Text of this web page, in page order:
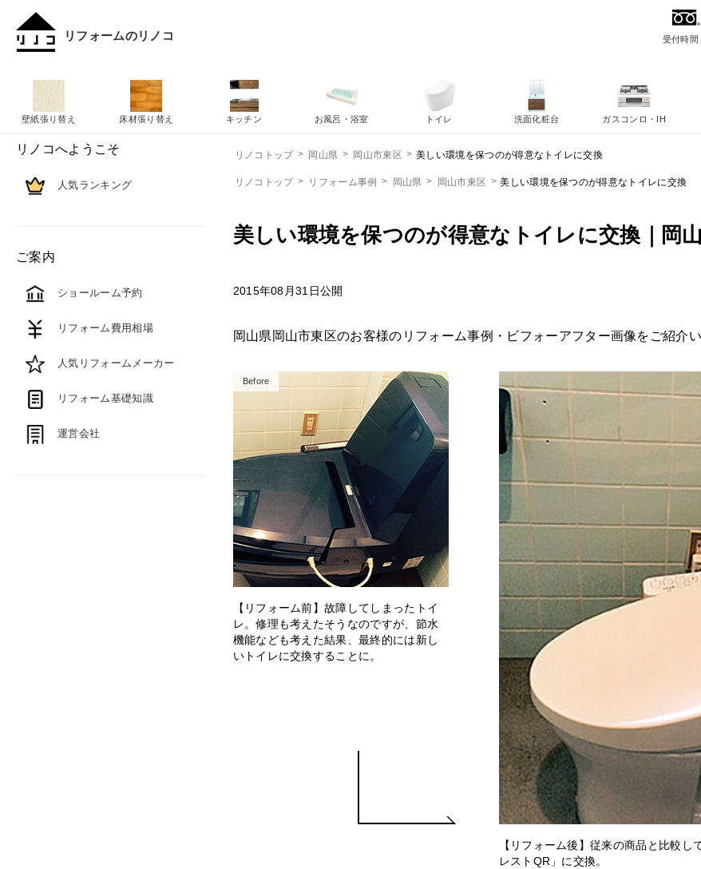
リフォームのリノコ 受付時間
リノコトップ 岡山県 岡山市東区 美しい環境を保つのが得意なトイレに交換
リノコトップ リフォーム事例 岡山県 岡山市東区 美しい環境を保つのが得意なトイレに交換
美しい環境を保つのが得意なトイレに交換｜岡
2015年08月31日公開
岡山県岡山市東区のお客様のリフォーム事例・ビフォーアフター画像をご紹介い
Before
【リフォーム前】故障してしまったトイ
レ。修理も考えたそうなのですが、節水
機能なども考えた結果、最終的には新し
いトイレに交換することに。
【リフォーム後】従来の商品と比較
レストQR」に交換。
壁紙張り替え 床材張り替え キッチン お風呂・浴室 トイレ 洗面化粧台 ガスコンロ・IH
リノコへようこそ
人気ランキング
ご案内
ショールーム予約
リフォーム費用相場
人気リフォームメーカー
リフォーム基礎知識
運営会社